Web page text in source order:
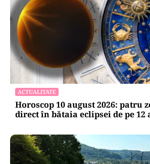
ACTUALITATE
Horoscop 10 august 2026: patru
direct în bătaia eclipsei de pe 12